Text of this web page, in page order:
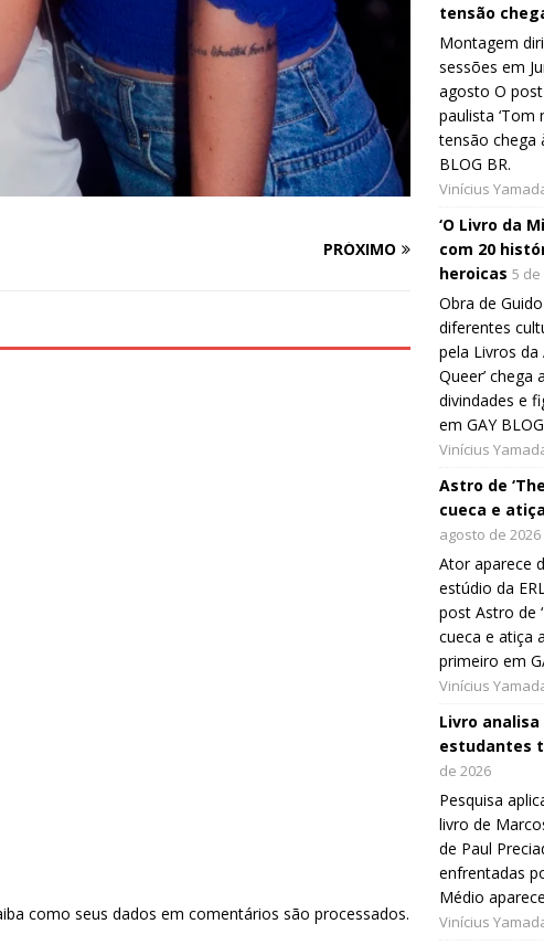
PRÓXIMO
como seus dados em comentários são processados.
tensão
Montagem
sessões em
agosto O
paulista ‘Tom
tensão chega
BLOG BR.
Vinícius
‘O Livro da
com 20
heroicas 5
Obra de
diferentes
pela Livros da
Queer’
divindades e
em GAY
Vinícius
Astro de
cueca e
agosto de 2026
Ator aparece
estúdio da
post Astro de
cueca e atiça
primeiro em
Vinícius
Livro
estudantes
de 2026
Pesquisa
livro de
de Paul
enfrentadas
Médio
Vinícius